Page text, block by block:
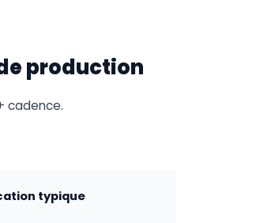
production
cadence.
typique